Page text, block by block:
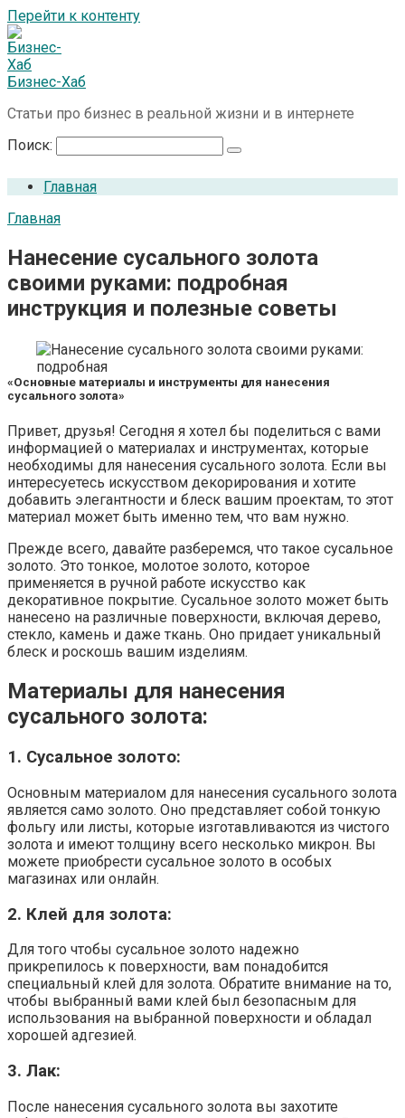
Перейти к контенту
Бизнес-Хаб
Статьи про бизнес в реальной жизни и в интернете
Поиск:
Главная
Главная
Нанесение сусального золота
своими руками: подробная
инструкция и полезные советы
«Основные материалы и инструменты для нанесения
сусального золота»
Привет, друзья! Сегодня я хотел бы поделиться с вами
информацией о материалах и инструментах, которые
необходимы для нанесения сусального золота. Если вы
интересуетесь искусством декорирования и хотите
добавить элегантности и блеск вашим проектам, то этот
материал может быть именно тем, что вам нужно.
Прежде всего, давайте разберемся, что такое сусальное
золото. Это тонкое, молотое золото, которое
применяется в ручной работе искусство как
декоративное покрытие. Сусальное золото может быть
нанесено на различные поверхности, включая дерево,
стекло, камень и даже ткань. Оно придает уникальный
блеск и роскошь вашим изделиям.
Материалы для нанесения
сусального золота:
1. Сусальное золото:
Основным материалом для нанесения сусального золота
является само золото. Оно представляет собой тонкую
фольгу или листы, которые изготавливаются из чистого
золота и имеют толщину всего несколько микрон. Вы
можете приобрести сусальное золото в особых
магазинах или онлайн.
2. Клей для золота:
Для того чтобы сусальное золото надежно
прикрепилось к поверхности, вам понадобится
специальный клей для золота. Обратите внимание на то,
чтобы выбранный вами клей был безопасным для
использования на выбранной поверхности и обладал
хорошей адгезией.
3. Лак:
После нанесения сусального золота вы захотите